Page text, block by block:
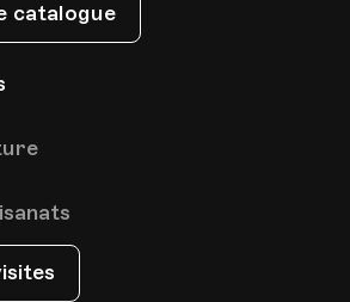
Ecole Pédagogique - Salle 823
33
catalogue